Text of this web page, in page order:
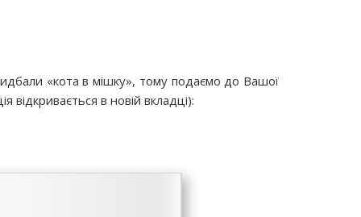
«кота в мішку», тому подаємо до Вашої
відкривається в новій вкладці):